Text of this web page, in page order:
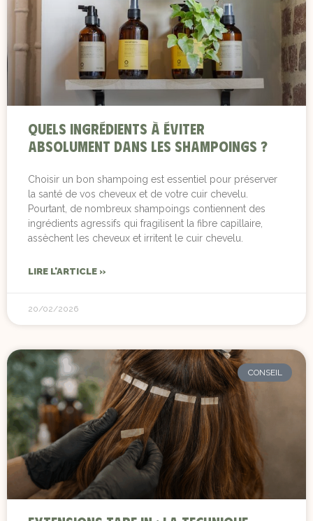
Quels ingrédients à éviter
absolument dans les shampoings ?
Choisir un bon shampoing est essentiel pour préserver
la santé de vos cheveux et de votre cuir chevelu.
Pourtant, de nombreux shampoings contiennent des
ingrédients agressifs qui fragilisent la fibre capillaire,
assèchent les cheveux et irritent le cuir chevelu.
LIRE L'ARTICLE »
20/02/2026
CONSEIL